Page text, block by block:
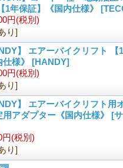
1年保証】《国内仕様》 [
円(税別)
り]
】 エアーバイクリフト 【1
仕様》 [HANDY]
円(税別)
り]
】 エアーバイクリフト用
用アダプター《国内仕様》 [
円(税別)
り]